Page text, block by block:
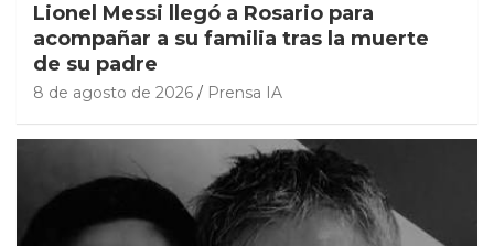
Lionel Messi llegó a Rosario para
acompañar a su familia tras la muerte
de su padre
8 de agosto de 2026 Prensa IA